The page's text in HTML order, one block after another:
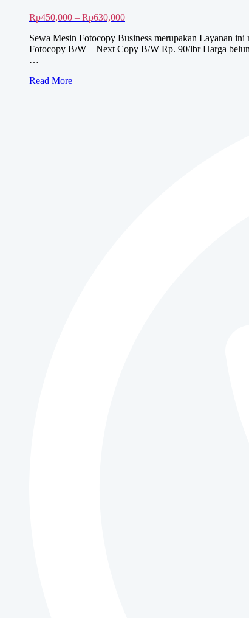
Rp450,000 – Rp630,000Rentang
Rp450,000
hingga
Sewa Mesin Fotocopy Business merupakan Layanan
Fotocopy B/W – Next Copy B/W Rp. 90/lbr Harga
…
Sewa
Read More